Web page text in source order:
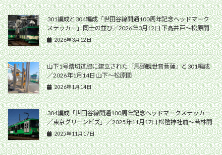
301編成と304編成「世田谷線開通100周年記念ヘッドマーク
ステッカー」同士の並び／2026年3月12日 下高井戸〜松原間
2026年3月12日
山下1号踏切道脇に建立された「馬頭観世音菩薩」と301編成
／2026年1月14日 山下〜松原間
2026年1月14日
304編成「世田谷線開通100周年記念ヘッドマークステッカー
／東京グリーンビズ」／2025年11月17日 松陰神社前〜若林間
2025年11月17日